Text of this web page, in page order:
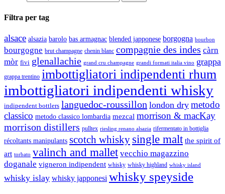
Filtra per tag
alsace alsazia barolo bas armagnac blended japponese borgogna bourbon
bourgogne brut champagne chenin blanc compagnie des indes càrn
mòr fivi glenallachie grand cru champagne grandi formati italia vino grappa
grappa trentino imbottigliatori indipendenti rhum
imbottigliatori indipendenti whisky
indipendent bottlers languedoc-roussillon london dry metodo
classico metodo classico lombardia mezcal morrison & macKay
morrison distillers pulltex riesling renano alsazia rifermentato in bottiglia
récoltants manipulants scotch whisky single malt the spirit of
art torbato valinch and mallet vecchio magazzino
doganale vigneron indipendent whisky whisky highland whisky island
whisky islay whisky japponesi whisky speyside